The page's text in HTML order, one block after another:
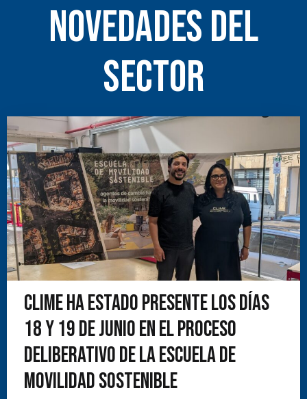
NOVEDADES DEL
SECTOR
CLIME ha estado presente los días
18 y 19 de Junio en el proceso
deliberativo de la Escuela de
Movilidad Sostenible